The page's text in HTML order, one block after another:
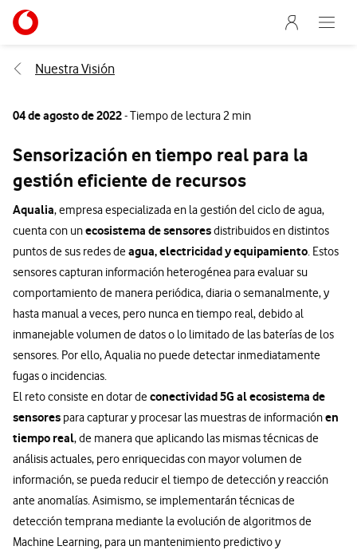
Ir a la pagina principal de vodafone.es
Menu
Abre
Nuestra Visión
04 de agosto de 2022- Tiempo de lectura 2 min
Sensorización en tiempo real para la
gestión eficiente de recursos
Aqualia, empresa especializada en la gestión del ciclo de agua,
cuenta con unecosistema de sensoresdistribuidos en distintos
puntos de sus redes deagua, electricidad y equipamiento. Estos
sensores capturan información heterogénea para evaluar su
comportamiento de manera periódica, diaria o semanalmente, y
hasta manual a veces, pero nunca en tiempo real, debido al
inmanejable volumen de datos o lo limitado de las baterías de los
sensores. Por ello, Aqualia no puede detectar inmediatamente
fugas o incidencias.
El reto consiste en dotar deconectividad 5G al ecosistema de
sensores para capturar y procesar las muestras de informaciónen
tiempo real, de manera que aplicando las mismas técnicas de
análisis actuales, pero enriquecidas con mayor volumen de
información, se pueda reducir el tiempo de detección y reacción
ante anomalías. Asimismo, se implementarán técnicas de
detección temprana mediante la evolución de algoritmos de
Machine Learning, para un mantenimiento predictivo y